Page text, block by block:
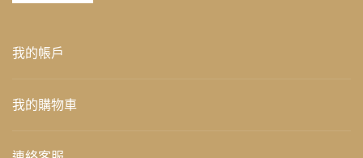
我的帳戶
我的購物車